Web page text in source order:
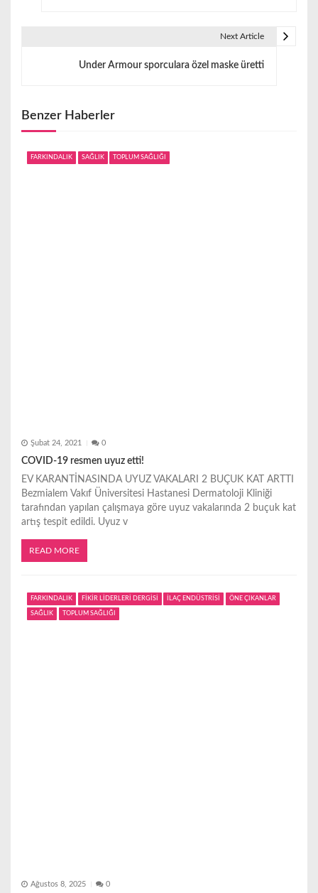
z
n
Next Article
Under Armour sporculara özel maske üretti
Benzer Haberler
FARKINDALIK SAĞLIK TOPLUM SAĞLIĞI
Şubat 24, 2021 0
COVID-19 resmen uyuz etti!
EV KARANTİNASINDA UYUZ VAKALARI 2 BUÇUK KAT ARTTI
Bezmialem Vakıf Üniversitesi Hastanesi Dermatoloji Kliniği
tarafından yapılan çalışmaya göre uyuz vakalarında 2 buçuk kat
artış tespit edildi. Uyuz v
READ MORE
FARKINDALIK FİKİR LİDERLERİ DERGİSİ İLAÇ ENDÜSTRİSİ ÖNE ÇIKANLAR
SAĞLIK TOPLUM SAĞLIĞI
Ağustos 8, 2025 0